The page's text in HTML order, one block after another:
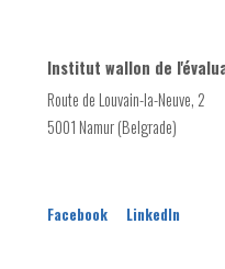
Institut wallon de
Route de Louvain-la-Neuve, 2
5001 Namur (Belgrade)
Facebook LinkedIn